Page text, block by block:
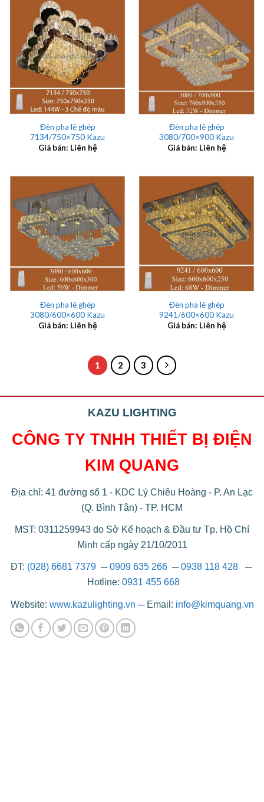
Đèn pha lê ghép
7134/750×750 Kazu
Giá bán: Liên hệ
Đèn pha lê ghép
3080/700×900 Kazu
Giá bán: Liên hệ
Đèn pha lê ghép
3080/600×600 Kazu
Giá bán: Liên hệ
Đèn pha lê ghép
9241/600×600 Kazu
Giá bán: Liên hệ
1 2 3
KAZU LIGHTING
CÔNG TY TNHH THIẾT BỊ ĐIỆN
KIM QUANG
Địa chỉ: 41 đường số 1 - KDC Lý Chiêu Hoàng - P. An Lạc
(Q. Bình Tân) - TP. HCM
MST: 0311259943 do Sở Kế hoạch & Đầu tư Tp. Hồ Chí
Minh cấp ngày 21/10/2011
ĐT: (028) 6681 7379 ─0909 635 266─0938 118 428─
Hotline: 0931 455 668
Website: www.kazulighting.vn ─ Email: info@kimquang.vn